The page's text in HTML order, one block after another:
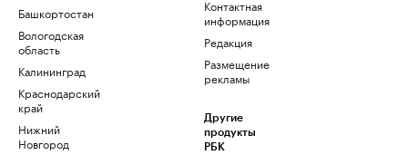
Башкортостан
Вологодская
область
Калининград
Краснодарский
край
Нижний
Новгород
Контактная
информация
Редакция
Размещение
рекламы
Другие
продукты
РБК